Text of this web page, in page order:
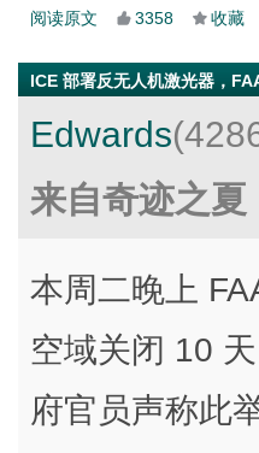
阅读原文 3358 收藏
ICE 部署反无人机激光器，
Edwards
来自奇迹之夏
本周二晚上
空域关闭 10
府官员声称此